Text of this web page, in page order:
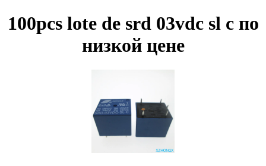
100pcs lote de srd 03vdc sl c по
низкой цене